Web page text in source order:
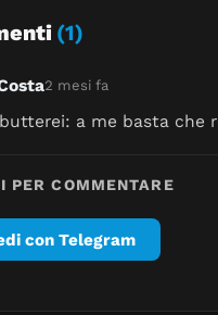
(1)
2 mesi fa
a me basta che
PER COMMENTARE
con Telegram